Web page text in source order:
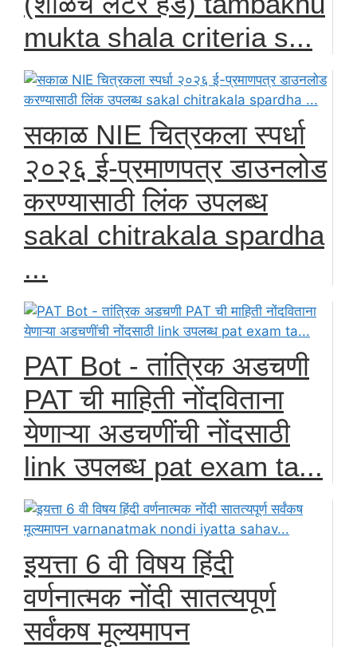
mukta shala criteria s...
सकाळ NIE चित्रकला स्पर्धा
२०२६ ई-प्रमाणपत्र डाउनलोड
करण्यासाठी लिंक उपलब्ध
sakal chitrakala spardha
...
PAT Bot - तांत्रिक अडचणी
PAT ची माहिती नोंदविताना
येणाऱ्या अडचणींची नोंदसाठी
link उपलब्ध pat exam ta...
इयत्ता 6 वी विषय हिंदी
वर्णनात्मक नोंदी सातत्यपूर्ण
सर्वंकष मूल्यमापन